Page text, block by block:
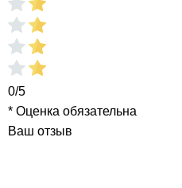
0/5
* Оценка обязательна
Ваш отзыв